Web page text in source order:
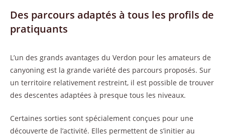
Des parcours adaptés à tous les profils de
pratiquants
L’un des grands avantages du Verdon pour les amateurs de
canyoning est la grande variété des parcours proposés. Sur
un territoire relativement restreint, il est possible de trouver
des descentes adaptées à presque tous les niveaux.
Certaines sorties sont spécialement conçues pour une
découverte de l’activité. Elles permettent de s’initier au